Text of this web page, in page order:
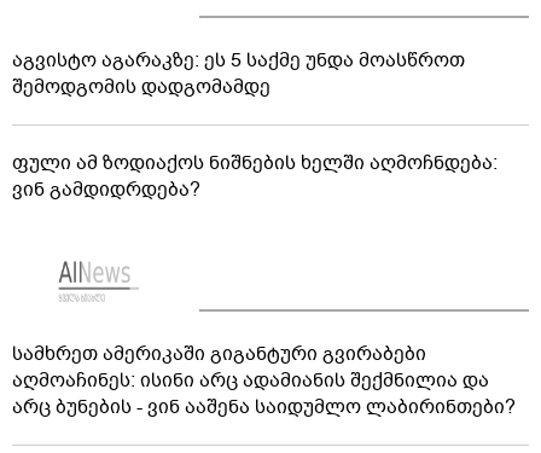
აგვისტო აგარაკზე: ეს 5 საქმე უნდა მოასწროთ
შემოდგომის დადგომამდე
ფული ამ ზოდიაქოს ნიშნების ხელში აღმოჩნდება:
ვინ გამდიდრდება?
სამხრეთ ამერიკაში გიგანტური გვირაბები
აღმოაჩინეს: ისინი არც ადამიანის შექმნილია და
არც ბუნების - ვინ ააშენა საიდუმლო ლაბირინთები?